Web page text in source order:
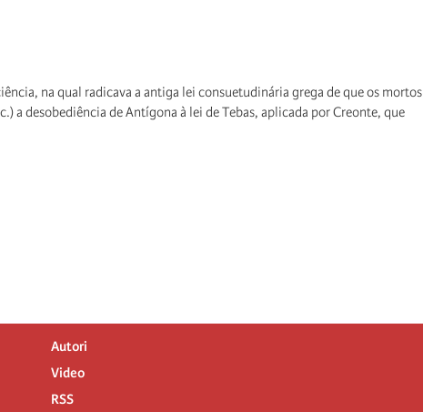
na qual radicava a antiga lei consuetudinária grega de que os mortos
a desobediência de Antígona à lei de Tebas, aplicada por Creonte, que
Autori
Video
RSS